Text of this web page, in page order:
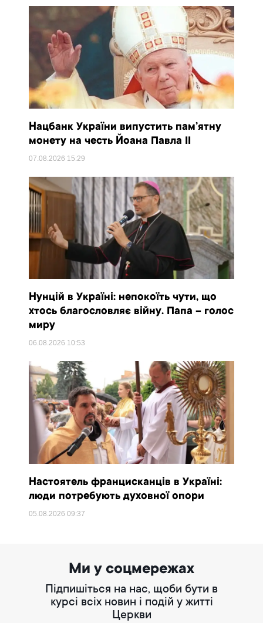
Нацбанк України випустить пам’ятну
монету на честь Йоана Павла II
07.08.2026 15:29
Нунцій в Україні: непокоїть чути, що
хтось благословляє війну. Папа – голос
миру
06.08.2026 10:53
Настоятель францисканців в Україні:
люди потребують духовної опори
05.08.202609:37
Ми у соцмережах
Підпишіться на нас, щоби бути в
курсі всіх новин і подій у житті
Церкви